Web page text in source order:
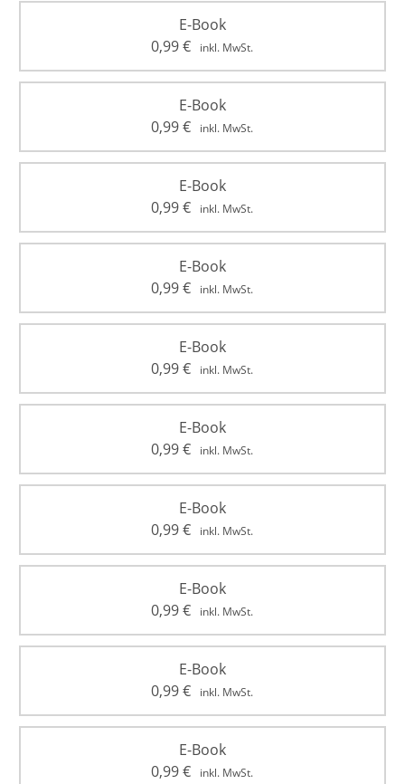
E-Book
0,99€ inkl. MwSt.
E-Book
0,99€ inkl. MwSt.
E-Book
0,99€ inkl. MwSt.
E-Book
0,99€ inkl. MwSt.
E-Book
0,99€ inkl. MwSt.
E-Book
0,99€ inkl. MwSt.
E-Book
0,99€ inkl. MwSt.
E-Book
0,99€ inkl. MwSt.
E-Book
0,99€ inkl. MwSt.
E-Book
0,99€ inkl. MwSt.